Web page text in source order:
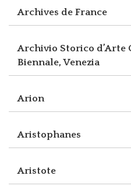
Archives de France
Archivio Storico d’Arte
Biennale, Venezia
Arion
Aristophanes
Aristote